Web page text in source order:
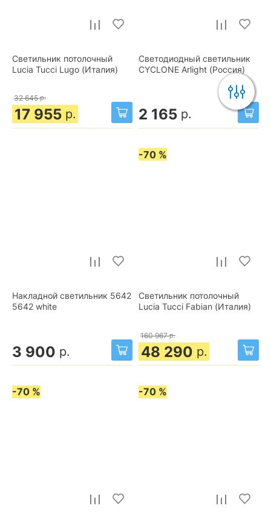
Светильник потолочный
Lucia Tucci Lugo (Италия)
32 645 р.
17 955 р.
Светодиодный светильник
CYCLONE Arlight (Россия)
2 165 р.
Накладной светильник 5642
5642 white
3 900 р.
-70 %
Светильник потолочный
Lucia Tucci Fabian (Италия)
160 967 р.
48 290 р.
-70 % -70 %